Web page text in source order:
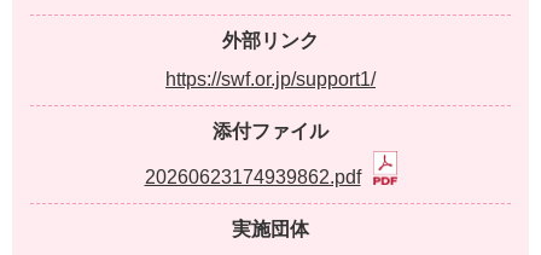
外部リンク
https://swf.or.jp/support1/
添付ファイル
20260623174939862.pdf
実施団体